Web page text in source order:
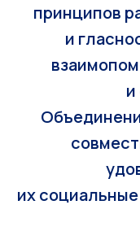
принципов
и
их